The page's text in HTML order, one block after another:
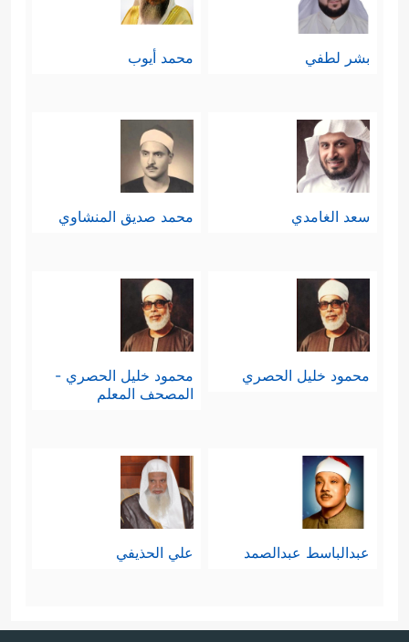
بشر لطفي محمد أيوب
سعد الغامدي محمد صديق المنشاوي
محمود خليل الحصري
محمود خليل الحصري -
المصحف المعلم
عبدالباسط عبدالصمد علي الحذيفي